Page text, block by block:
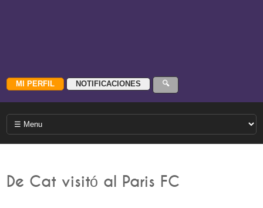
De Cat visitó al Paris FC